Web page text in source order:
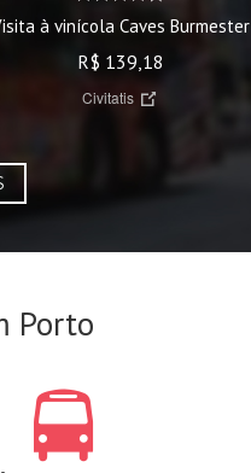
à vinícola Caves Burmester
R$ 139,18
Civitatis
Porto